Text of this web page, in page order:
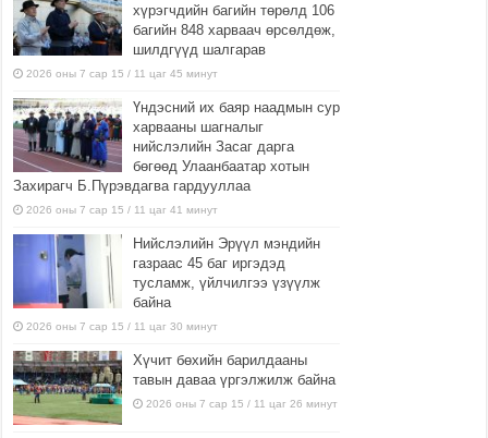
хүрэгчдийн багийн төрөлд 106
багийн 848 харваач өрсөлдөж,
шилдгүүд шалгарав
2026 оны 7 сар 15 / 11 цаг 45 минут
Үндэсний их баяр наадмын сур
харвааны шагналыг
нийслэлийн Засаг дарга
бөгөөд Улаанбаатар хотын
Захирагч Б.Пүрэвдагва гардууллаа
2026 оны 7 сар 15 / 11 цаг 41 минут
Нийслэлийн Эрүүл мэндийн
газраас 45 баг иргэдэд
тусламж, үйлчилгээ үзүүлж
байна
2026 оны 7 сар 15 / 11 цаг 30 минут
Хүчит бөхийн барилдааны
тавын даваа үргэлжилж байна
2026 оны 7 сар 15 / 11 цаг 26 минут